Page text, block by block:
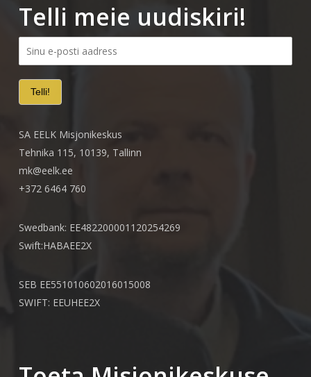
Telli meie uudiskiri!
SA EELK Misjonikeskus
Tehnika 115, 10139, Tallinn
mk@eelk.ee
+372 6464 760
Swedbank: EE482200001120254269
Swift:HABAEE2X
SEB EE551010602016015008
SWIFT: EEUHEE2X